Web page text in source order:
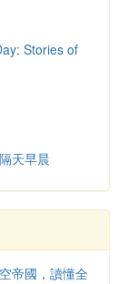
Stories of
天早晨
帝國，讀懂全